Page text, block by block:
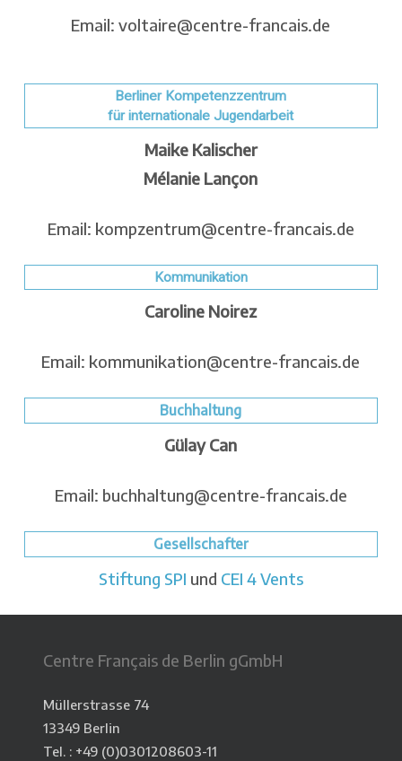
Email: voltaire@centre-francais.de
Berliner Kompetenzzentrum
für internationale Jugendarbeit
Maike Kalischer
Mélanie Lançon
Email: kompzentrum@centre-francais.de
Kommunikation
Caroline Noirez
Email: kommunikation@centre-francais.de
Buchhaltung
Gülay Can
Email: buchhaltung@centre-francais.de
Gesellschafter
Stiftung SPI und CEI 4 Vents
Centre Français de Berlin gGmbH
Müllerstrasse 74
13349 Berlin
Tel. : +49 (0)0301208603-11